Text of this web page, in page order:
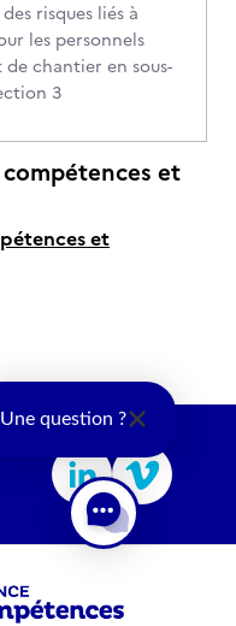
risques liés à
les personnels
chantier en sous-
3
et
et
Une question ?